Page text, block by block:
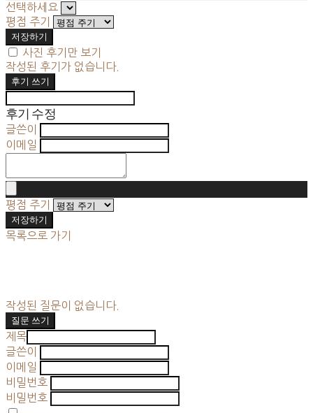
선택하세요
평점 주기
저장하기
사진 후기만 보기
작성된 후기가 없습니다.
후기 쓰기
후기 수정
글쓴이
이메일
평점 주기
저장하기
목록으로 가기
작성된 질문이 없습니다.
질문 쓰기
제목
글쓴이
이메일
비밀번호
비밀번호